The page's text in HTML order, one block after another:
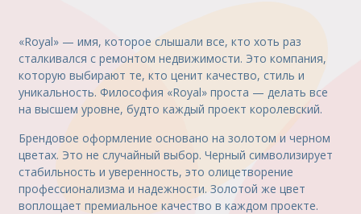
«Royal» — имя, которое слышали все, кто хоть раз
сталкивался с ремонтом недвижимости. Это компания,
которую выбирают те, кто ценит качество, стиль и
уникальность. Философия «Royal» проста — делать все
на высшем уровне, будто каждый проект королевский.
Брендовое оформление основано на золотом и черном
цветах. Это не случайный выбор. Черный символизирует
стабильность и уверенность, это олицетворение
профессионализма и надежности. Золотой же цвет
воплощает премиальное качество в каждом проекте.